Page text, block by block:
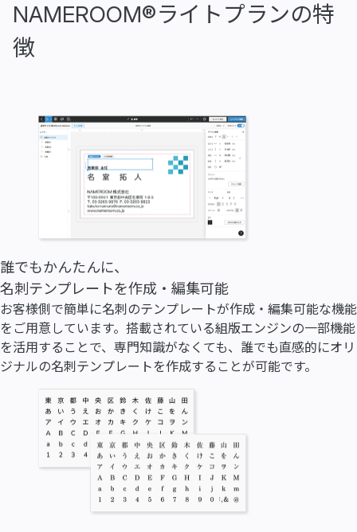
NAMEROOM®ライトプランの特
徴
誰でもかんたんに、
名刺テンプレートを作成・編集可能
お客様側で簡単に名刺のテンプレートが作成・編集可能な機能
をご用意しています。搭載されている組版エンジンの一部機能
を活用することで、専門知識がなくても、誰でも直感的にオリ
ジナルの名刺テンプレートを作成することが可能です。